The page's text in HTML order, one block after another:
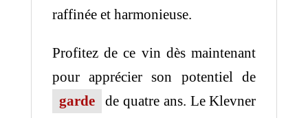
raffinée et harmonieuse.
Profitez de ce vin dès maintenant
pour apprécier son potentiel de
garde
de quatre ans. Le Klevner